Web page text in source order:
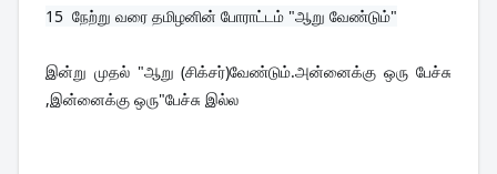
15 நேற்று வரை தமிழனின் போராட்டம் "ஆறு வேண்டும்"
இன்று முதல் "ஆறு (சிக்சர்)வேண்டும்.அன்னைக்கு ஒரு பேச்சு
,இன்னைக்கு ஒரு"பேச்சு இல்ல